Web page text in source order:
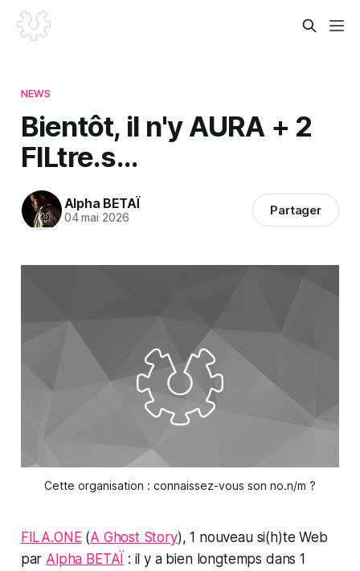
NEWS
Bientôt, il n'y AURA + 2
FILtre.s...
Alpha BETAÏ
04 mai 2026 Partager
Cette organisation : connaissez-vous son no.n/m ?
FILA.ONE (A Ghost Story), 1 nouveau si(h)te Web
par Alpha BETAÏ : il y a bien longtemps dans 1